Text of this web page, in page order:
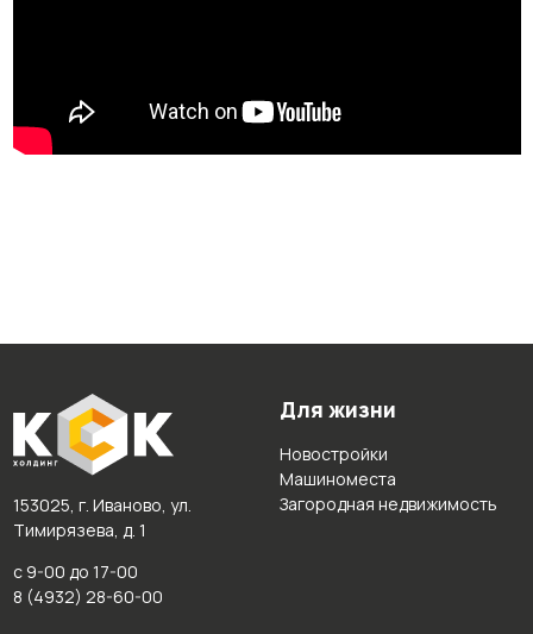
153025, г. Иваново, ул.
Тимирязева, д. 1
с 9-00 до 17-00
8 (4932) 28-60-00
Для жизни
Новостройки
Машиноместа
Загородная недвижимость